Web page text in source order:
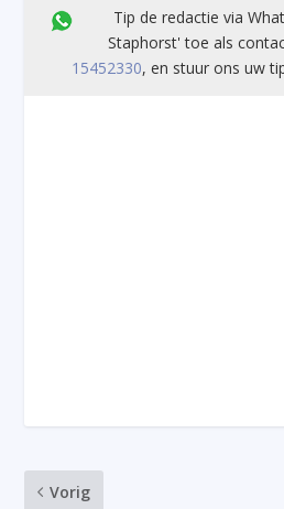
Tip de redactie via
Staphorst' toe als
15452330, en stuur ons uw
Vorig